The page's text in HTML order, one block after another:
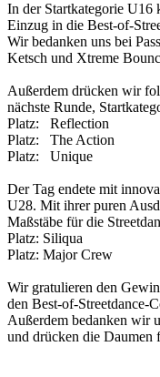
In der Startkategorie U16
Einzug in die Best-of-
Wir bedanken uns bei
Ketsch und Xtreme
Außerdem drücken wir
nächste Runde,
Platz: Reflection
Platz: The Action
Platz: Unique
Der Tag endete mit
U28. Mit ihrer puren
Maßstäbe für die
Platz: Siliqua
Platz: Major Crew
Wir gratulieren den
den Best-of-Streetdance-
Außerdem bedanken wir
und drücken die Daumen